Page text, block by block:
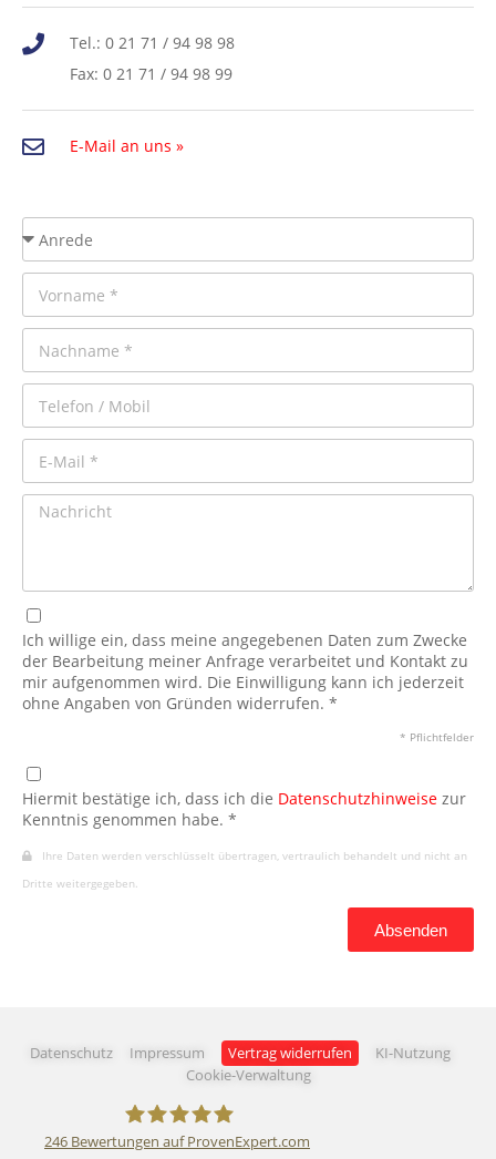
Datenschutz Impressum Vertrag widerrufen
KI-Nutzung
Cookie-Verwaltung
246 Bewertungen auf ProvenExpert.com
Tel.: 0 21 71 / 94 98 98
Fax: 0 21 71 / 94 98 99
E-Mail an uns »
Ich willige ein, dass meine angegebenen Daten zum Zwecke
der Bearbeitung meiner Anfrage verarbeitet und Kontakt zu
mir aufgenommen wird. Die Einwilligung kann ich jederzeit
ohne Angaben von Gründen widerrufen. *
* Pflichtfelder
Hiermit bestätige ich, dass ich die Datenschutzhinweise zur
Kenntnis genommen habe. *
Ihre Daten werden verschlüsselt übertragen, vertraulich behandelt und nicht an
Dritte weitergegeben.
Absenden